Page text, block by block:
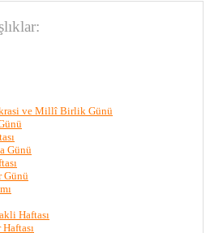
ve Millî Birlik Günü
Günü
Günü
Haftası